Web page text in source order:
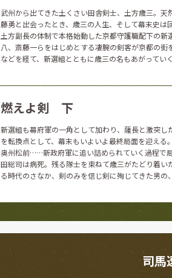
武州から出てきた土くさい田舎剣士、土方歳三。天
藤勇と出会ったとき、歳三の人生、そして幕末史は
土方副長の体制で本格始動した京都守護職配下の新
八、斎藤一らをはじめとする凄腕の剣客が京都の街
などを経て、新選組とともに歳三の名もあがっていく
燃えよ剣 下
新選組も幕府軍の一角として加わり、薩長と激突し
を転換点として、幕末もいよいよ最終局面を迎える
奥州松前……新政府軍に追い詰められていく過程で
田総司は病死。残る隊士を束ねて歳三がたどり着い
る時代のさなか、剣のみを信じ剣に殉じてきた男の
司